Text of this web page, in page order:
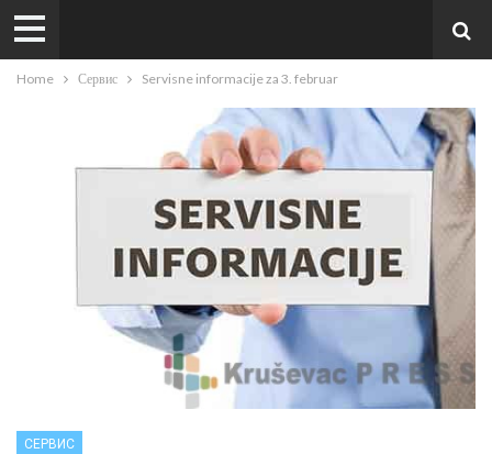
Home Сервис Servisne informacije za 3. februar
СЕРВИС